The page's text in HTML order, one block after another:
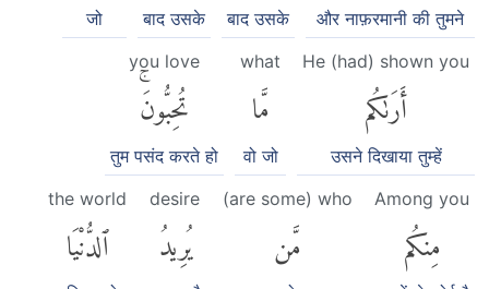
और नाफ़रमानी की तुमने
बाद उसके
बाद उसके
जो
He (had) shown you
أَرَىٰكُم
उसने दिखाया तुम्हें
what
مَّا
वो जो
you love
تُحِبُّونَۚ
तुम पसंद करते हो
Among you
مِنكُم
(are some) who
مَّن
desire
يُرِيدُ
the world
ٱلدُّنْيَا